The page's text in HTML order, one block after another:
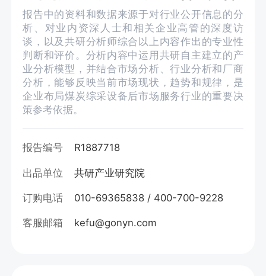
报告中的资料和数据来源于对行业公开信息的分
析、对业内资深人士和相关企业高管的深度访
谈，以及共研分析师综合以上内容作出的专业性
判断和评价。分析内容中运用共研自主建立的产
业分析模型，并结合市场分析、行业分析和厂商
分析，能够反映当前市场现状，趋势和规律，是
企业布局煤炭综采设备后市场服务行业的重要决
策参考依据。
报告编号 R1887718
出品单位 共研产业研究院
订购电话 010-69365838 / 400-700-9228
客服邮箱 kefu@gonyn.com